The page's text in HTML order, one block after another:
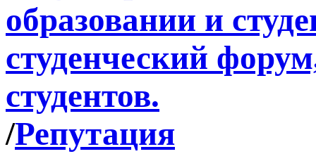
/Репутация